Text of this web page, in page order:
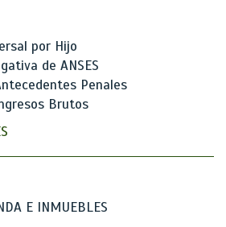
por Hijo
de ANSES
Penales
Brutos
E INMUEBLES